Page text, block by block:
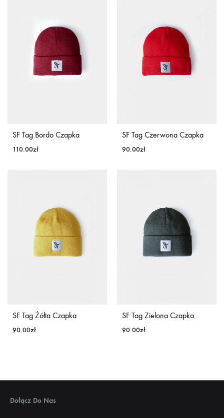
SF Tag Bordo Czapka
110.00zł
SF Tag Czerwona Czapka
90.00zł
SF Tag Żółta Czapka
90.00zł
SF Tag Zielona Czapka
90.00zł
Dołącz Do Nas